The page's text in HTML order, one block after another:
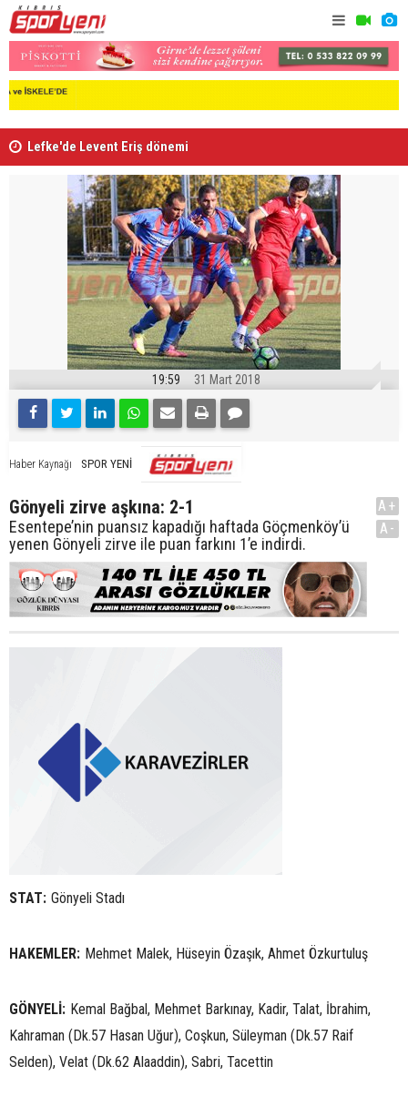
Lefke'de Levent Eriş dönemi
19:59 31 Mart 2018
Haber Kaynağı SPOR YENİ
Gönyeli zirve aşkına: 2-1
Esentepe’nin puansız kapadığı haftada Göçmenköy’ü
yenen Gönyeli zirve ile puan farkını 1’e indirdi.
A+
A-
STAT: Gönyeli Stadı
HAKEMLER: Mehmet Malek, Hüseyin Özaşık, Ahmet Özkurtuluş
GÖNYELİ: Kemal Bağbal, Mehmet Barkınay, Kadir, Talat, İbrahim,
Kahraman (Dk.57 Hasan Uğur), Coşkun, Süleyman (Dk.57 Raif
Selden), Velat (Dk.62 Alaaddin), Sabri, Tacettin